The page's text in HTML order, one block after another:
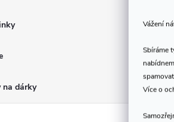
Vážení
Sbíráme
Více o
na dárky